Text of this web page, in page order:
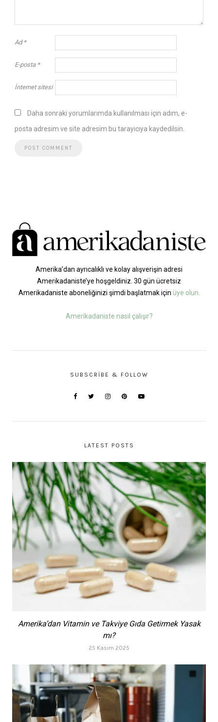
Ad *
E-posta *
İnternet sitesi
Daha sonraki yorumlarımda kullanılması için adım, e-
posta adresim ve site adresim bu tarayıcıya kaydedilsin.
Amerika’dan ayrıcalıklı ve kolay alışverişin adresi
Amerikadaniste’ye hoşgeldiniz. 30 gün ücretsiz
Amerikadaniste aboneliğinizi şimdi başlatmak için üye olun.
Amerikadaniste nasıl çalışır?
SUBSCRIBE & FOLLOW
LATEST POSTS
Amerika’dan Vitamin ve Takviye Gıda Getirmek Yasak
mı?
25 Kasım 2025